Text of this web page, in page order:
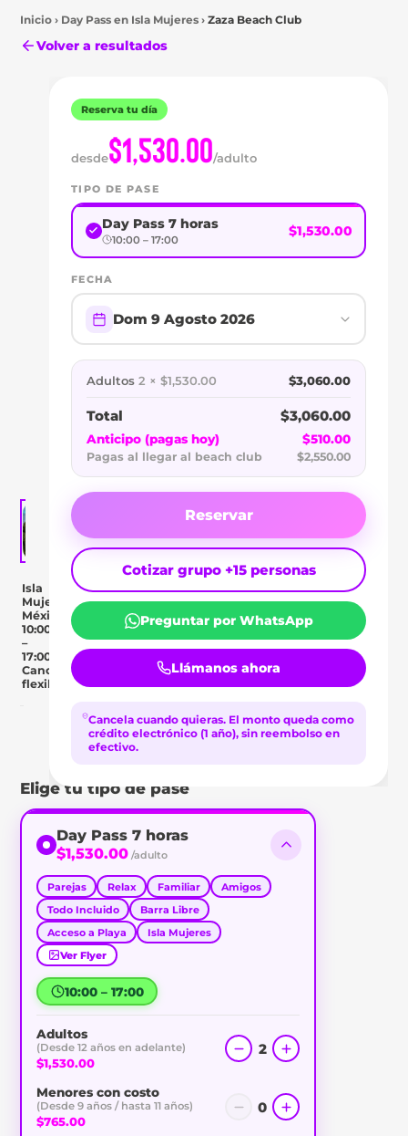
Inicio › Day Pass en Isla Mujeres › Zaza Beach Club
Volver a resultados
Mujeres
DAY
PASS
ZAZA
BEACH
CLUB
Isla
Mujeres,
México
10:00
–
17:00
Cancelación
flexible
Day Pass Descripción Ubicación
Elige tu tipo de pase
Day Pass 7 horas
$1,530.00 /adulto
Parejas Relax Familiar
Amigos
Todo Incluido
Barra Libre
Acceso a Playa
Isla Mujeres
Ver Flyer
10:00 – 17:00
Adultos
(Desde 12 años en adelante)
$1,530.00
2
Menores con costo
(Desde 9 años / hasta 11 años)
$765.00
0
Reserva tu día
desde$1,530.00/adulto
TIPO DE PASE
Day Pass 7 horas
10:00 – 17:00
$1,530.00
FECHA
Dom 9 Agosto 2026
Adultos 2 × $1,530.00 $3,060.00
Total $3,060.00
Anticipo (pagas hoy) $510.00
Pagas al llegar al beach club $2,550.00
Reservar
Cotizar grupo +15 personas
Preguntar por WhatsApp
Llámanos ahora
Cancela cuando quieras. El monto queda como
crédito electrónico (1 año), sin reembolso en
efectivo.